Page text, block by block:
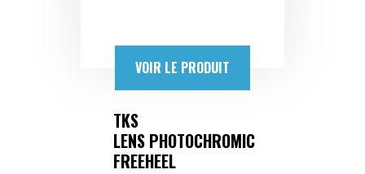
VOIR LE PRODUIT
TKS
LENS PHOTOCHROMIC
FREEHEEL